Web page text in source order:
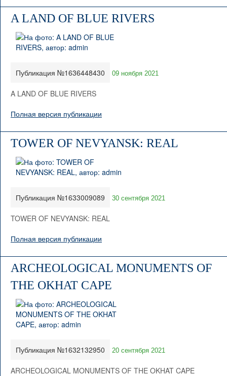
A LAND OF BLUE RIVERS
Публикация №1636448430 09 ноября 2021
A LAND OF BLUE RIVERS
Полная версия публикации
TOWER OF NEVYANSK: REAL
Публикация №1633009089 30 сентября 2021
TOWER OF NEVYANSK: REAL
Полная версия публикации
ARCHEOLOGICAL MONUMENTS OF
THE OKHAT CAPE
Публикация №1632132950 20 сентября 2021
ARCHEOLOGICAL MONUMENTS OF THE OKHAT CAPE